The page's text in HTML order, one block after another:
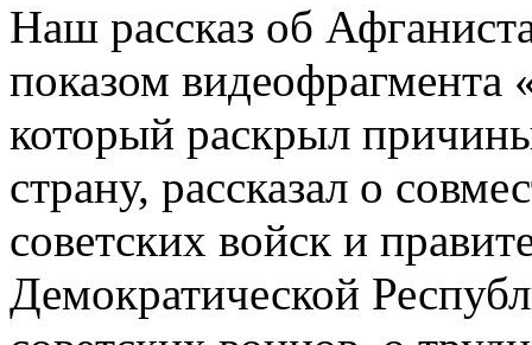
Наш рассказ об
показом
который раскрыл
страну, рассказал о
советских войск и
Демократической